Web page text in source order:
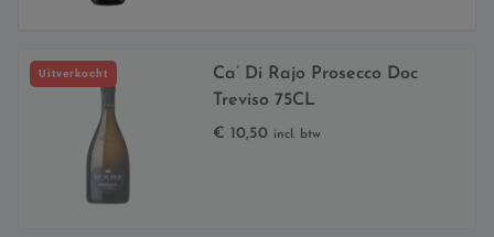
Uitverkocht
Ca’ Di Rajo Prosecco Doc
Treviso 75CL
€ 10,50 incl. btw